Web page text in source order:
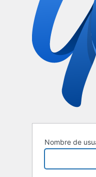
Nombre de